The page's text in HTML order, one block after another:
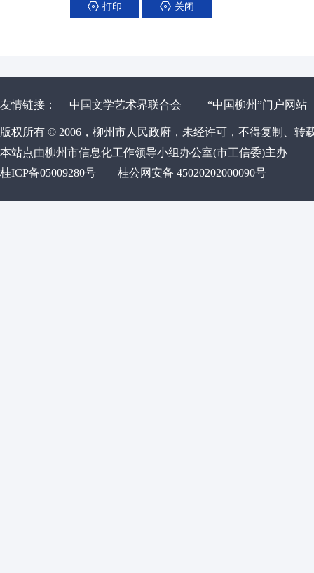
打印 关闭
友情链接： 中国文学艺术界联合会 | “中国柳州”门户网站
版权所有 © 2006，柳州市人民政府，未经许可，不得复制、转
本站点由柳州市信息化工作领导小组办公室(市工信委)主办
桂ICP备05009280号
桂公网安备 45020202000090号